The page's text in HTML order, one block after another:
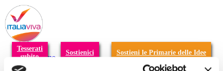
Tesserati
subito
Sostienici Sostieni le Primarie delle Idee
Chi siamo